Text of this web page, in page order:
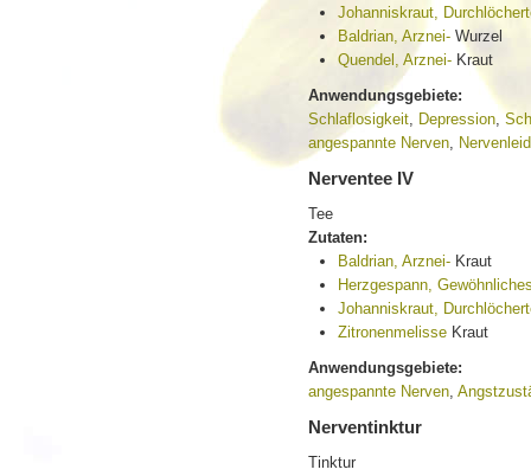
Johanniskraut,
Baldrian, Arznei- Wurzel
Quendel, Arznei- Kraut
Anwendungsgebiete:
Schlaflosigkeit, Depression,
angespannte Nerven,
Nerventee IV
Tee
Zutaten:
Baldrian, Arznei- Kraut
Herzgespann,
Johanniskraut,
Zitronenmelisse Kraut
Anwendungsgebiete:
angespannte Nerven,
Nerventinktur
Tinktur